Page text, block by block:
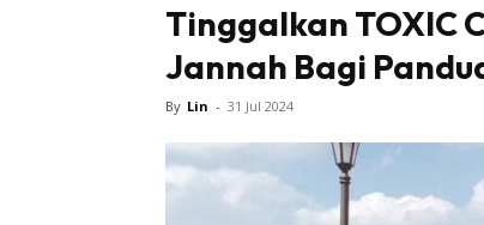
Tinggalkan TOXIC
Jannah Bagi
By Lin - 31 Jul 2024